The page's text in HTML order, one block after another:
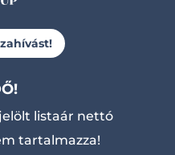
listaár nettó
tartalmazza!